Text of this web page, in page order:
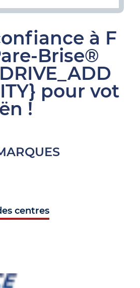
à F
Brise®
pour vot
!
centres